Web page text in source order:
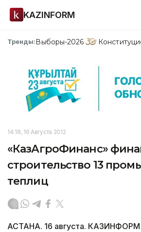
KAZINFORM
Тренды:Выборы-2026
14:18, 16 Августа 2012
«КазАгроФинанс»
строительство 13
теплиц
АСТАНА. 16 августа.